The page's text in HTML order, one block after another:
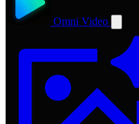
Omni Video